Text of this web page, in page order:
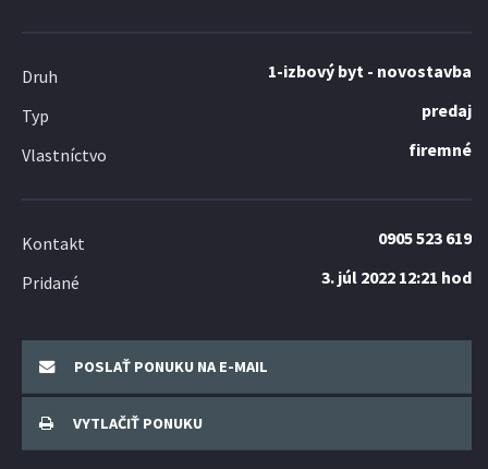
Druh 1-izbový byt - novostavba
Typ predaj
Vlastníctvo firemné
Kontakt 0905 523 619
Pridané 3. júl 2022 12:21 hod
POSLAŤ PONUKU NA E-MAIL
VYTLAČIŤ PONUKU